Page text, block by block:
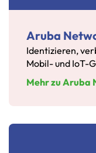
Aruba
Identizieren,
Mobil- und IoT-
Mehr zu Aruba